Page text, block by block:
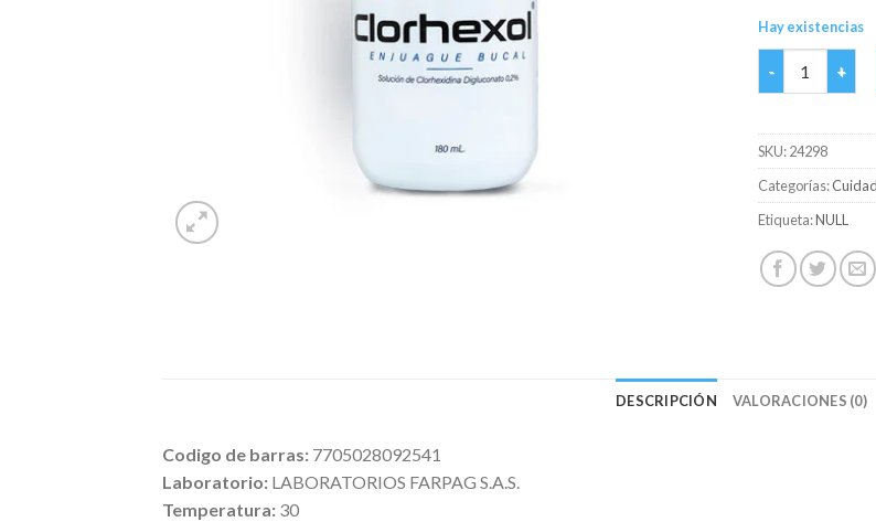
Hay existencias
CLORHEXOL
SKU:24298
Categorías:
Etiqueta:NULL
DESCRIPCIÓN VALORACIONES (0)
Codigo de barras: 7705028092541
Laboratorio: LABORATORIOS FARPAG S.A.S.
Temperatura: 30